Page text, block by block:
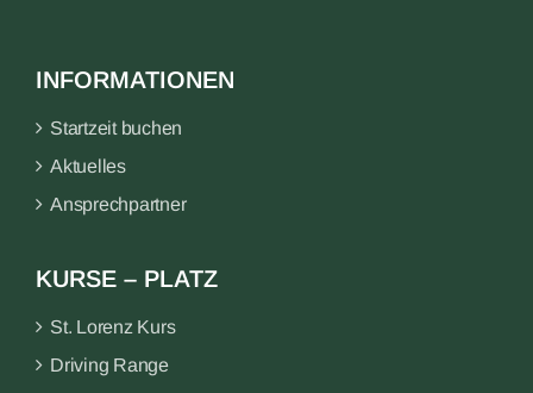
INFORMATIONEN
Startzeit buchen
Aktuelles
Ansprechpartner
KURSE – PLATZ
St. Lorenz Kurs
Driving Range